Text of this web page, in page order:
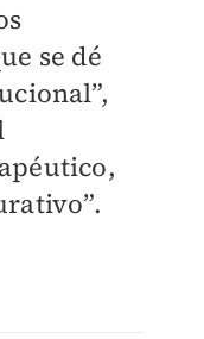
se dé